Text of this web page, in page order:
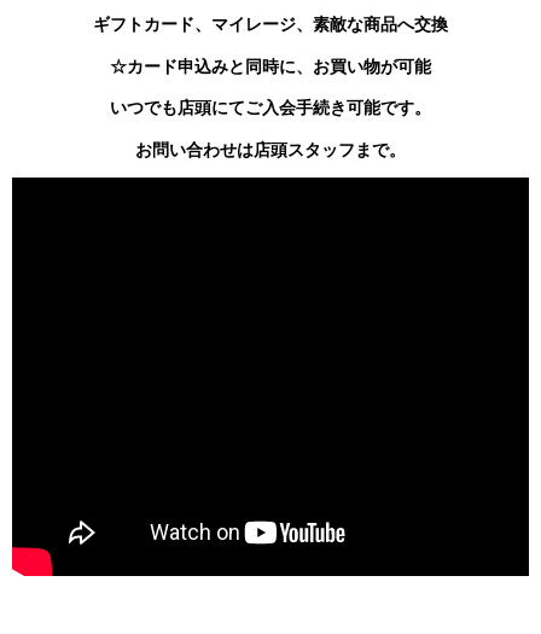
ギフトカード、マイレージ、素敵な商品へ交換
☆カード申込みと同時に、お買い物が可能
いつでも店頭にてご入会手続き可能です。
お問い合わせは店頭スタッフまで。